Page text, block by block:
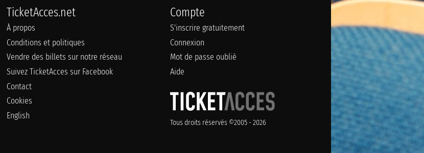
TicketAcces.net
À propos
Conditions et politiques
Vendre des billets sur notre réseau
Suivez TicketAcces sur Facebook
Contact
Cookies
English
Compte
S'inscrire gratuitement
Connexion
Mot de passe oublié
Aide
Tous droits réservés ©2005 - 2026